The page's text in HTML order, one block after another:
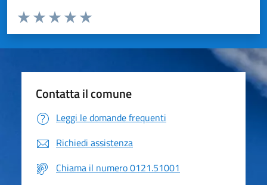
Valuta da 1 a 5 stelle la pagina
Valuta 5 stelle su 5
Valuta 4 stelle su 5
Valuta 3 stelle su 5
Valuta 2 stelle su 5
Valuta 1 stelle su 5
Contatta il comune
Leggi le domande frequenti
Richiedi assistenza
Chiama il numero 0121.51001